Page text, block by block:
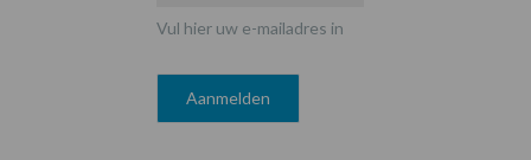
Vul hier uw e-mailadres in